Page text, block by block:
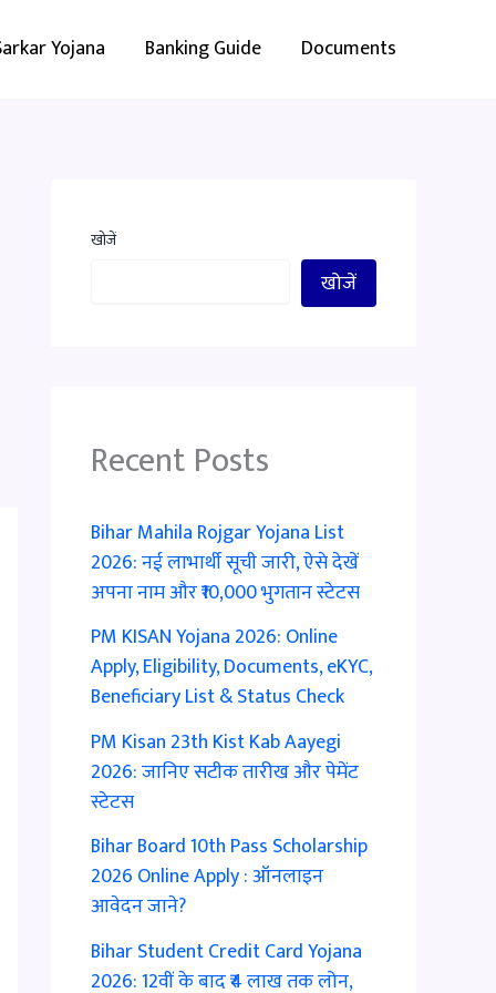
Yojana Banking Guide Documents
खोजें
खोजें
Recent Posts
Bihar Mahila Rojgar Yojana List
2026: नई लाभार्थी सूची जारी, ऐसे देखें
अपना नाम और ₹10,000 भुगतान स्टेटस
PM KISAN Yojana 2026: Online
Apply, Eligibility, Documents, eKYC,
Beneficiary List & Status Check
PM Kisan 23th Kist Kab Aayegi
2026: जानिए सटीक तारीख और पेमेंट
स्टेटस
Bihar Board 10th Pass Scholarship
2026 Online Apply : ऑनलाइन
आवेदन जाने?
Bihar Student Credit Card Yojana
2026: 12वीं के बाद ₹4 लाख तक लोन,